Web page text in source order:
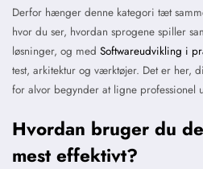
Derfor hænger denne kategori tæt
hvor du ser, hvordan sprogene spiller
løsninger, og med Softwareudvikling i
test, arkitektur og værktøjer. Det er her,
for alvor begynder at ligne professionel
Hvordan bruger du
mest effektivt?